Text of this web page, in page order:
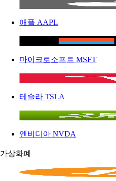
애플 AAPL
마이크로소프트 MSFT
테슬라 TSLA
엔비디아 NVDA
가상화폐